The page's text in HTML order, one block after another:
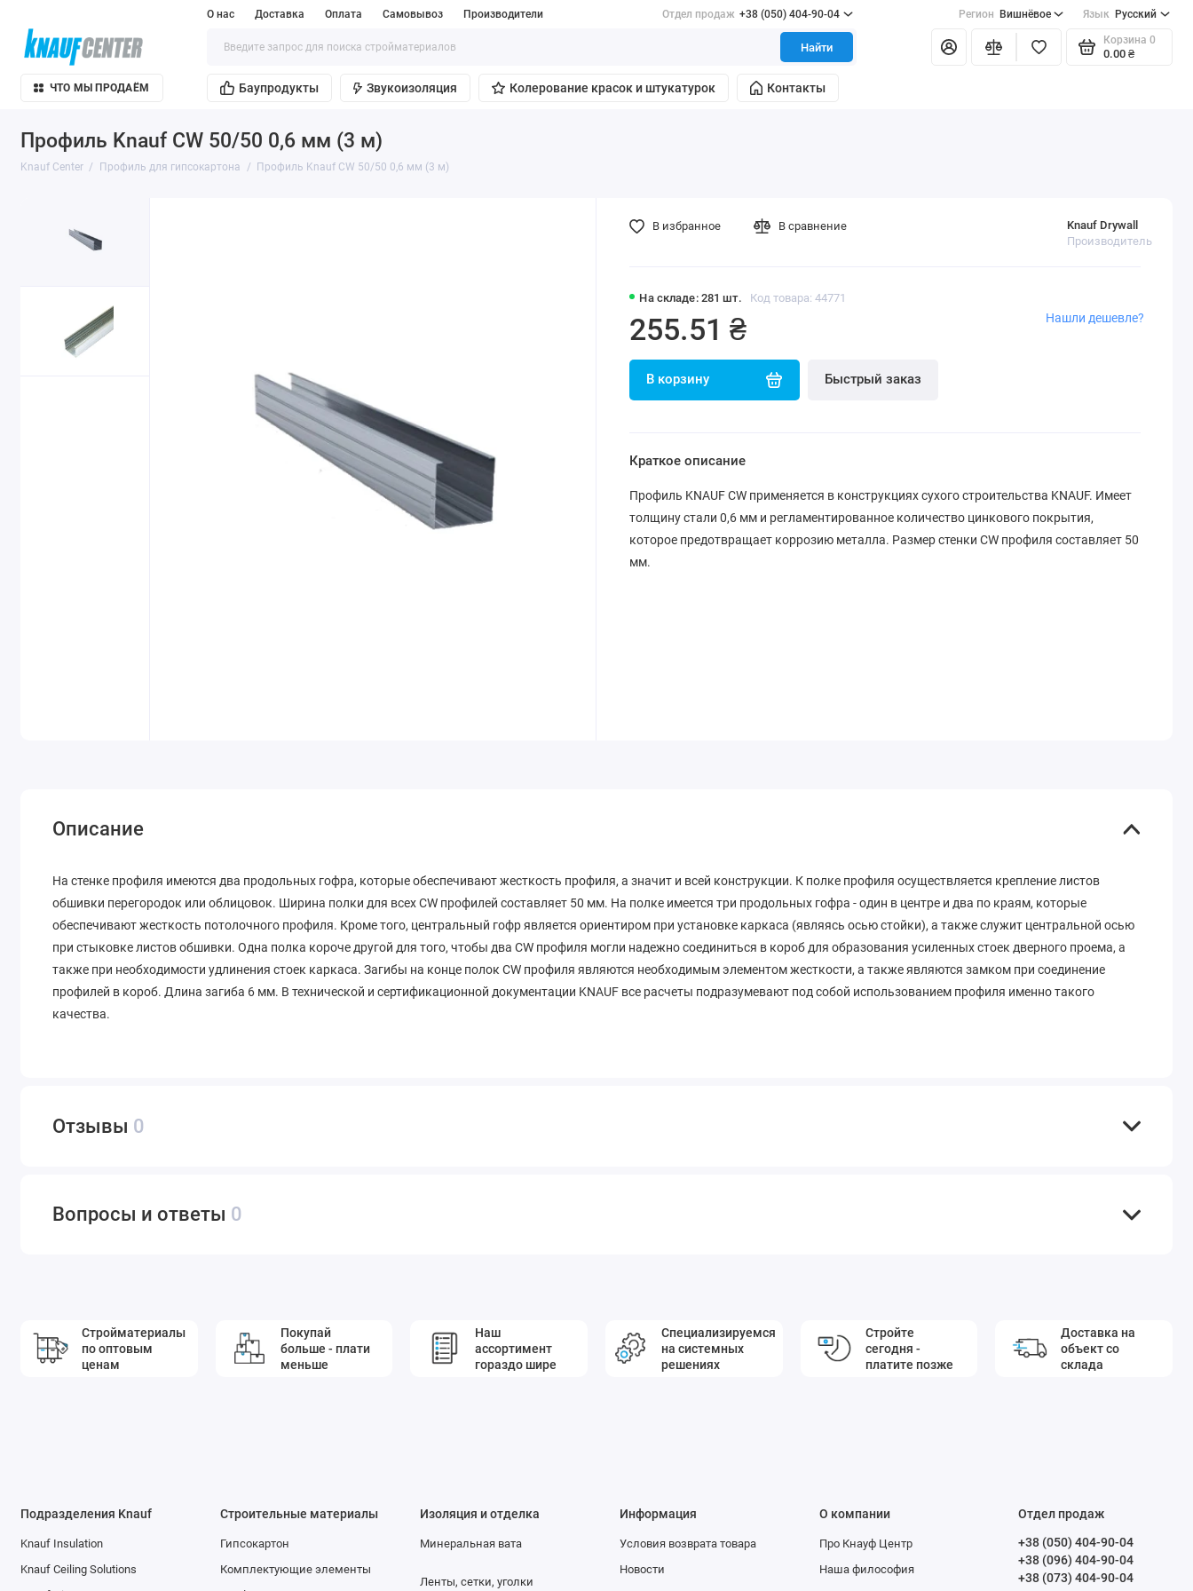
О нас Доставка Оплата Самовывоз Производители Отдел продаж +38 (050) 404-90-04 Регион Вишнёвое Язык Русский
Найти
Корзина 0
0.00 ₴
ЧТО МЫ ПРОДАЁМ Баупродукты Звукоизоляция Колерование красок и штукатурок Контакты
Профиль Knauf CW 50/50 0,6 мм (3 м)
Knauf Center Профиль для гипсокартона Профиль Knauf CW 50/50 0,6 мм (3 м)
На складе: 281 шт. Код товара: 44771
Knauf Drywall
Производитель
255.51 ₴
В корзину Быстрый заказ
Нашли дешевле?
В избранное В сравнение
Краткое описание
Профиль KNAUF CW применяется в конструкциях сухого строительства KNAUF. Имеет
толщину стали 0,6 мм и регламентированное количество цинкового покрытия,
которое предотвращает коррозию металла. Размер стенки CW профиля составляет 50
мм.
Описание
На стенке профиля имеются два продольных гофра, которые обеспечивают жесткость профиля, а значит и всей конструкции. К полке профиля осуществляется крепление листов
обшивки перегородок или облицовок. Ширина полки для всех CW профилей составляет 50 мм. На полке имеется три продольных гофра - один в центре и два по краям, которые
обеспечивают жесткость потолочного профиля. Кроме того, центральный гофр является ориентиром при установке каркаса (являясь осью стойки), а также служит центральной осью
при стыковке листов обшивки. Одна полка короче другой для того, чтобы два CW профиля могли надежно соединиться в короб для образования усиленных стоек дверного проема, а
также при необходимости удлинения стоек каркаса. Загибы на конце полок CW профиля являются необходимым элементом жесткости, а также являются замком при соединение
профилей в короб. Длина загиба 6 мм. В технической и сертификационной документации KNAUF все расчеты подразумевают под собой использованием профиля именно такого
качества.
Отзывы 0
Вопросы и ответы 0
Стройматериалы
по оптовым
ценам
Покупай
больше - плати
меньше
Наш
ассортимент
гораздо шире
Специализируемся
на системных
решениях
Стройте
сегодня -
платите позже
Доставка на
объект со
склада
Подразделения Knauf
Knauf Insulation
Knauf Ceiling Solutions
Строительные материалы
Гипсокартон
Комплектующие элементы
Изоляция и отделка
Минеральная вата
Ленты, сетки, уголки
Информация
Условия возврата товара
Новости
О компании
Про Кнауф Центр
Наша философия
Отдел продаж
+38 (050) 404-90-04
+38 (096) 404-90-04
+38 (073) 404-90-04